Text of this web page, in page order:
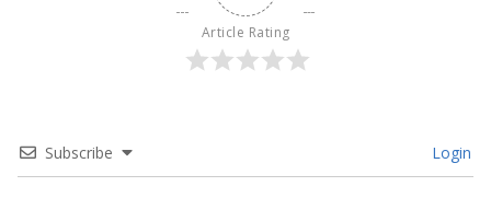
Article Rating
Subscribe Login